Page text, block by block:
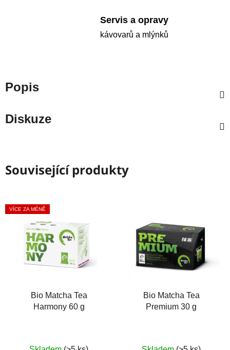
Servis a opravy
kávovarů a mlýnků
Popis
Diskuze
Související produkty
VÍCE ZA MÉNĚ
Bio Matcha Tea
Harmony 60 g
Bio Matcha Tea
Premium 30 g